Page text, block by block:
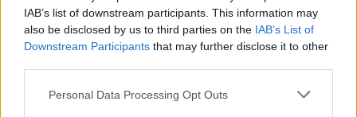
IAB’s list of downstream participants. This information may
also be disclosed by us to third parties on the IAB’s List of
Downstream Participants that may further disclose it to other
Please note that this website/app uses one or more Google
Personal Data Processing Opt Outs
Felhasználónév
Jelszó
Bejelentkezés
faiskola.hu
Kertészeti, kerti termékek és szolgáltatások térképes